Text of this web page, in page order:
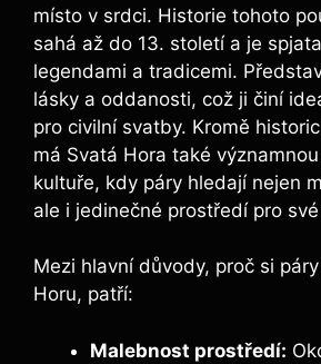
místo v srdci. Historie tohoto
sahá až do 13. století a je
legendami a tradicemi.
lásky a oddanosti, což ji činí
pro civilní svatby. Kromě
má Svatá Hora také
kultuře, kdy páry hledají nejen
ale i jedinečné prostředí pro
Mezi hlavní důvody, proč si
Horu, patří:
Malebnost prostředí: